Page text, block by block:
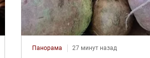
Панорама 27 минут назад